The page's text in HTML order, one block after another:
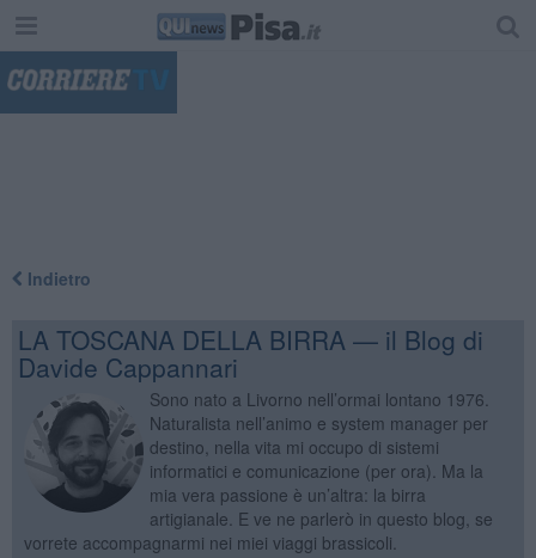
Indietro
LA TOSCANA DELLA BIRRA — il Blog di
Davide Cappannari
Sono nato a Livorno nell’ormai lontano 1976.
Naturalista nell’animo e system manager per
destino, nella vita mi occupo di sistemi
informatici e comunicazione (per ora). Ma la
mia vera passione è un’altra: la birra
artigianale. E ve ne parlerò in questo blog, se
vorrete accompagnarmi nei miei viaggi brassicoli.